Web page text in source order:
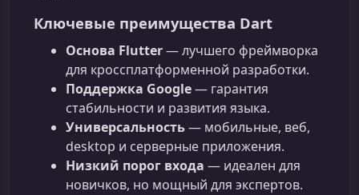
Ключевые преимущества Dart
Основа Flutter— лучшего фреймворка
для кроссплатформенной разработки.
Поддержка Google— гарантия
стабильности и развития языка.
Универсальность— мобильные, веб,
desktop и серверные приложения.
Низкий порог входа — идеален для
новичков, но мощный для экспертов.